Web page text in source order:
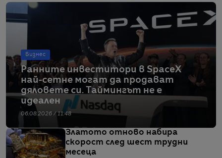
Бизнес
Ранните инвеститори в SpaceX
най-сетне могат да продават
дяловете си. Таймингът не е
идеален
06.08.2026 / 11:48
Златото отново набира
скорост след шест трудни
месеца